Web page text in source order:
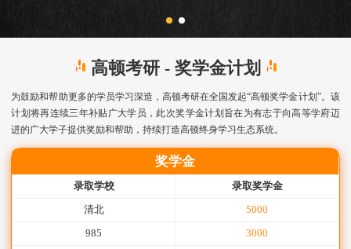
高顿考研 - 奖学金计划
为鼓励和帮助更多的学员学习深造，高顿考研在全国发起“高顿奖学金计划”。该
计划将再连续三年补贴广大学员，此次奖学金计划旨在为有志于向高等学府迈
进的广大学子提供奖励和帮助，持续打造高顿终身学习生态系统。
奖学金
录取学校
录取奖学金
清北
5000
985
3000